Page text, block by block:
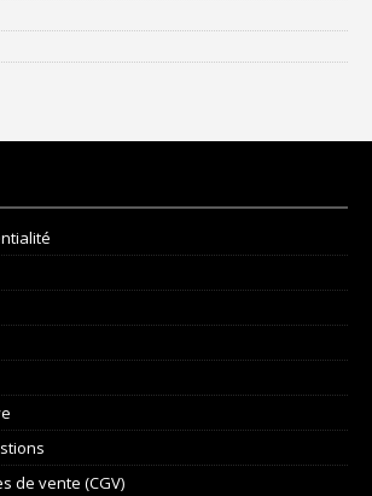
de vente (CGV)